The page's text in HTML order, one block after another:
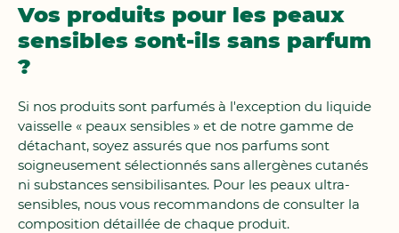
Vos produits pour les peaux
sensibles sont-ils sans parfum
?
Si nos produits sont parfumés à l'exception du liquide
vaisselle « peaux sensibles » et de notre gamme de
détachant, soyez assurés que nos parfums sont
soigneusement sélectionnés sans allergènes cutanés
ni substances sensibilisantes. Pour les peaux ultra-
sensibles, nous vous recommandons de consulter la
composition détaillée de chaque produit.